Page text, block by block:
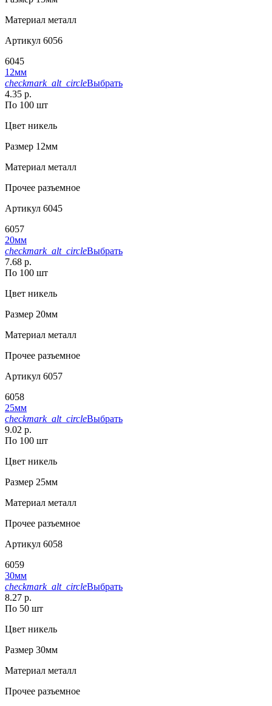
Материал металл
Артикул 6056
6045
12мм
checkmark_alt_circleВыбрать
4.35 р.
По 100 шт
Цвет никель
Размер 12мм
Материал металл
Прочее разъемное
Артикул 6045
6057
20мм
checkmark_alt_circleВыбрать
7.68 р.
По 100 шт
Цвет никель
Размер 20мм
Материал металл
Прочее разъемное
Артикул 6057
6058
25мм
checkmark_alt_circleВыбрать
9.02 р.
По 100 шт
Цвет никель
Размер 25мм
Материал металл
Прочее разъемное
Артикул 6058
6059
30мм
checkmark_alt_circleВыбрать
8.27 р.
По 50 шт
Цвет никель
Размер 30мм
Материал металл
Прочее разъемное